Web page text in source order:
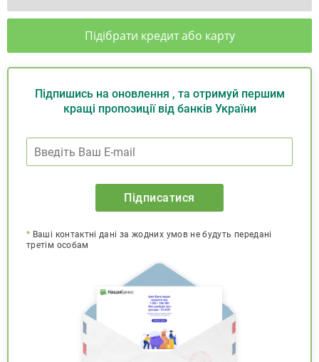
Підібрати кредит або карту
Підпишись на оновлення , та отримуй першим
кращі пропозиції від банків України
Підписатися
* Ваші контактні дані за жодних умов не будуть передані
третім особам